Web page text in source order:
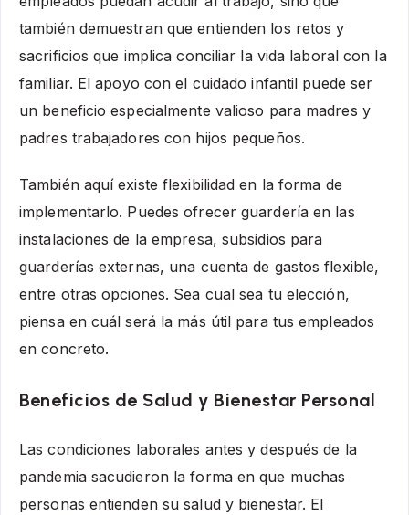
también demuestran que entienden los retos y
sacrificios que implica conciliar la vida laboral con la
familiar. El apoyo con el cuidado infantil puede ser
un beneficio especialmente valioso para madres y
padres trabajadores con hijos pequeños.
También aquí existe flexibilidad en la forma de
implementarlo. Puedes ofrecer guardería en las
instalaciones de la empresa, subsidios para
guarderías externas, una cuenta de gastos flexible,
entre otras opciones. Sea cual sea tu elección,
piensa en cuál será la más útil para tus empleados
en concreto.
Beneficios de Salud y Bienestar Personal
Las condiciones laborales antes y después de la
pandemia sacudieron la forma en que muchas
personas entienden su salud y bienestar. El